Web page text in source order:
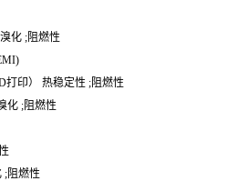
化 ;阻燃性
打印） 热稳定性 ;阻燃性
化 ;阻燃性
;阻燃性